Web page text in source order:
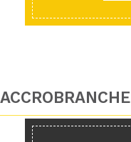
ACCROBRANCHE